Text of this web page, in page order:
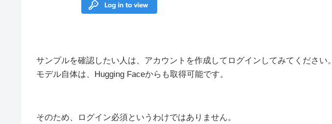
サンプルを確認したい人は、アカウントを作成してログインしてみてください。
モデル自体は、Hugging Faceからも取得可能です。
そのため、ログイン必須というわけではありません。